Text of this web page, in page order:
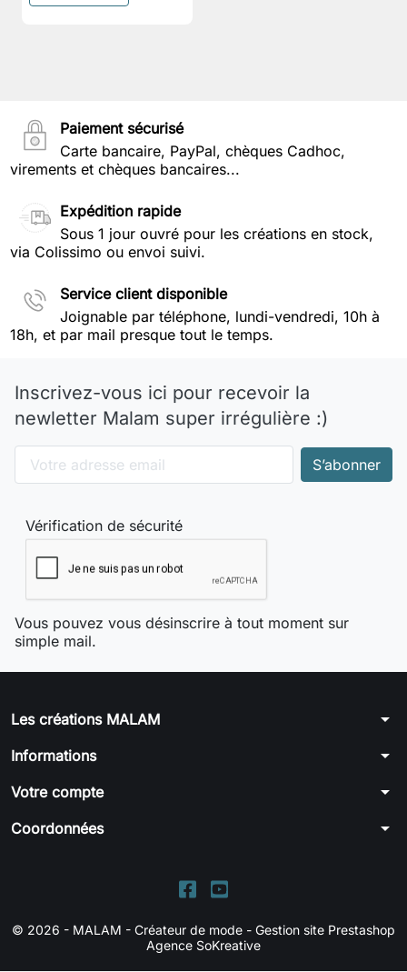
Paiement sécurisé
Carte bancaire, PayPal, chèques Cadhoc,
virements et chèques bancaires...
Expédition rapide
Sous 1 jour ouvré pour les créations en stock,
via Colissimo ou envoi suivi.
Service client disponible
Joignable par téléphone, lundi-vendredi, 10h à
18h, et par mail presque tout le temps.
Inscrivez-vous ici pour recevoir la
newletter Malam super irrégulière :)
Vérification de sécurité
Vous pouvez vous désinscrire à tout moment sur
simple mail.
Les créations MALAM arrow_drop_down
Informations arrow_drop_down
Votre compte arrow_drop_down
Coordonnées arrow_drop_down
© 2026 - MALAM - Créateur de mode - Gestion site Prestashop
Agence SoKreative